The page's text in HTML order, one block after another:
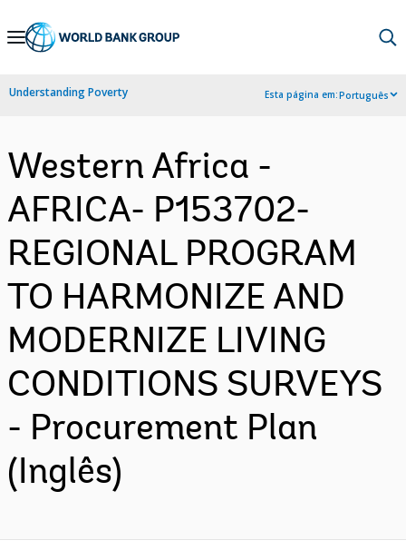
Skip
Navigation
Understanding Poverty Esta página em:Português
Western Africa -
AFRICA- P153702-
REGIONAL PROGRAM
TO HARMONIZE AND
MODERNIZE LIVING
CONDITIONS SURVEYS
- Procurement Plan
(Inglês)